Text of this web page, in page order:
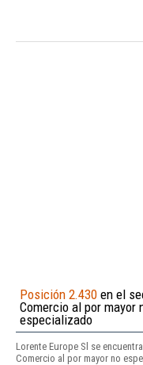
Posición 2.430 en el
Comercio al por mayor
especializado
Lorente Europe Sl se
Comercio al por mayor no